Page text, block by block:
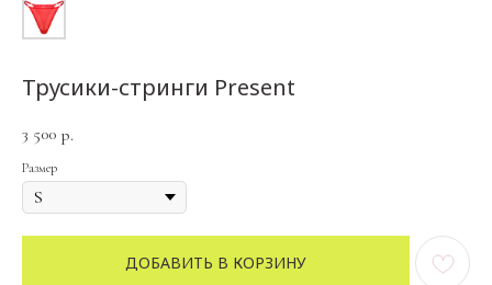
Трусики-стринги Present
3 500 р.
Размер
ДОБАВИТЬ В КОРЗИНУ